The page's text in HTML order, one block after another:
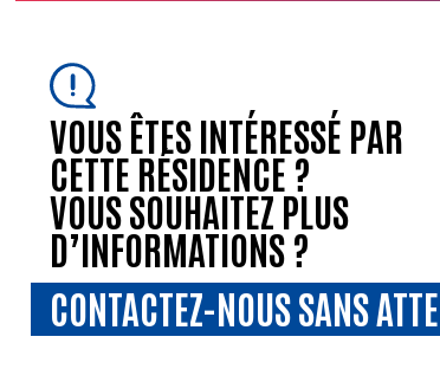
VOUS ÊTES INTÉRESSÉ PAR
CETTE RÉSIDENCE ?
VOUS SOUHAITEZ PLUS
D’INFORMATIONS ?
CONTACTEZ-NOUS SANS